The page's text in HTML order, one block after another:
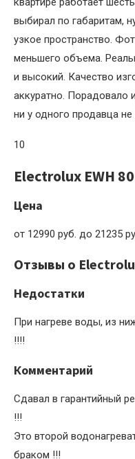
выбирал по габаритам,
узкое пространство.
меньшего объема.
и высокий. Качество
аккуратно. Порадовало
ни у одного продавца
10
Electrolux EWH
Цена
от 12990 руб. до 21235
Отзывы о
Недостатки
При нагреве воды, из
!!!!
Комментарий
Сдавал в гарантийный
!!!
Это второй
браком !!!